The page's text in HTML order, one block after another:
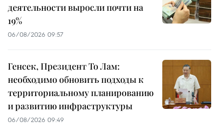
деятельности выросли почти на
19%
06/08/2026 09:57
Генсек, Президент То Лам:
необходимо обновить подходы к
территориальному планированию
и развитию инфраструктуры
06/08/2026 09:49